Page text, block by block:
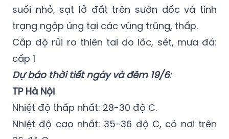
suối nhỏ, sạt lở đất trên sườn dốc và tình
trạng ngập úng tại các vùng trũng, thấp.
Cấp độ rủi ro thiên tai do lốc, sét, mưa đá:
cấp 1
Dự báo thời tiết ngày và đêm 19/6:
TP Hà Nội
Nhiệt độ thấp nhất: 28-30 độ C.
Nhiệt độ cao nhất: 35-36 độ C, có nơi trên